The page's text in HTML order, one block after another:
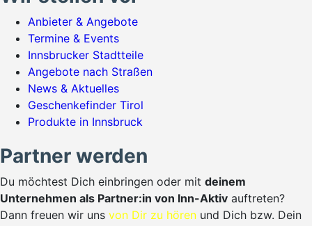
Anbieter & Angebote
Termine & Events
Innsbrucker Stadtteile
Angebote nach Straßen
News & Aktuelles
Geschenkefinder Tirol
Produkte in Innsbruck
Partner werden
Du möchtest Dich einbringen oder mit deinem
Unternehmen als Partner:in von Inn-Aktiv auftreten?
Dann freuen wir uns von Dir zu hören und Dich bzw. Dein